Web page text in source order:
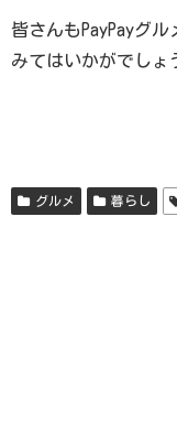
皆さんもPayPayグ
みてはいかがでしょ
グルメ 暮らし